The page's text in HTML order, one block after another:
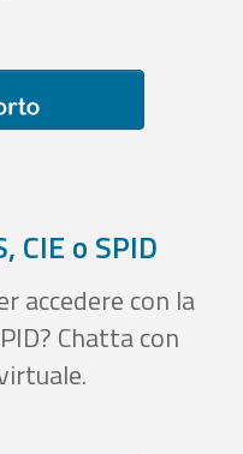
CIE o SPID
accedere con la
Chatta con